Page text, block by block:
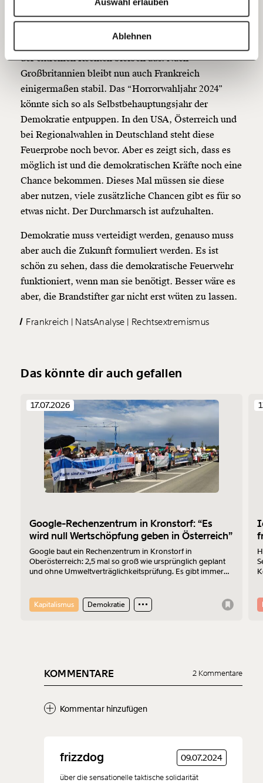
Ablehnen
20€ 40€
60€ 100€
150€ €
Ich möchte meine Spende verschenken.
Du erhältst eine E-Mail mit deiner
Geschenkurkunde im PDF-Format, welche Du
ausdrucken oder weiterleiten und verschenken
kannst.
Weiter
1/3
https://www.moment.at/story/extreme-rechte-aufhalten/
Eine Niederlage der extremen Rechten in Frankreich
Rechte (und Wladimir Putin). Angesagte Wahlerfolg
der extremen Rechten bleiben aus. Nach
Großbritannien bleibt nun auch Frankreich
einigermaßen stabil. Das “Horrorwahljahr 2024”
könnte sich so als Selbstbehauptungsjahr der
Demokratie entpuppen. In den USA, Österreich und
bei Regionalwahlen in Deutschland steht diese
Feuerprobe noch bevor. Aber es zeigt sich, dass es
möglich ist und die demokratischen Kräfte noch eine
Chance bekommen. Dieses Mal müssen sie diese
aber nutzen, viele zusätzliche Chancen gibt es für so
etwas nicht. Der Durchmarsch ist aufzuhalten.
Demokratie muss verteidigt werden, genauso muss
aber auch die Zukunft formuliert werden. Es ist
schön zu sehen, dass die demokratische Feuerwehr
funktioniert, wenn man sie benötigt. Besser wäre es
aber, die Brandstifter gar nicht erst wüten zu lassen.
Frankreich NatsAnalyse Rechtsextremismus
Das könnte dir auch gefallen
17.07.2026
Google-Rechenzentrum in Kronstorf: “Es
wird null Wertschöpfung geben in Österreich”
Google baut ein Rechenzentrum in Kronstorf in
Oberösterreich: 2,5 mal so groß wie ursprünglich geplant
und ohne Umweltverträglichkeitsprüfung. Es gibt immer
Kronstorf“ Harald Müllner erklärt im Interview, wo die
Probleme liegen und was er sich vom Protest erhofft.
Kapitalismus Demokratie
KOMMENTARE 2 Kommentare
Kommentar hinzufügen
Neuen Kommentar
hinzufügen
frizzdog 09.07.2024
über die sensationelle taktische solidarität